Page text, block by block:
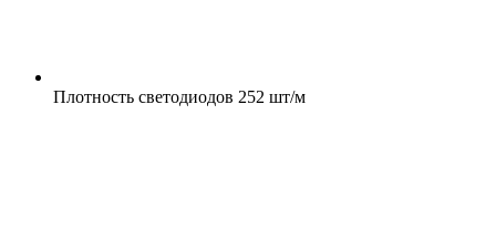
Плотность светодиодов 252 шт/м